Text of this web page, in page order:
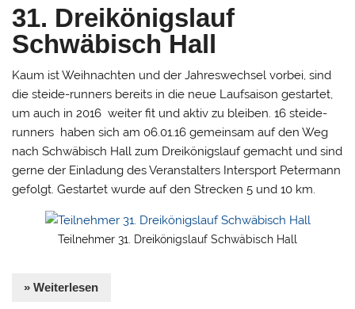
31. Dreikönigslauf
Schwäbisch Hall
Kaum ist Weihnachten und der Jahreswechsel vorbei, sind
die steide-runners bereits in die neue Laufsaison gestartet,
um auch in 2016 weiter fit und aktiv zu bleiben. 16 steide-
runners haben sich am 06.01.16 gemeinsam auf den Weg
nach Schwäbisch Hall zum Dreikönigslauf gemacht und sind
gerne der Einladung des Veranstalters Intersport Petermann
gefolgt. Gestartet wurde auf den Strecken 5 und 10 km.
Teilnehmer 31. Dreikönigslauf Schwäbisch Hall
» Weiterlesen